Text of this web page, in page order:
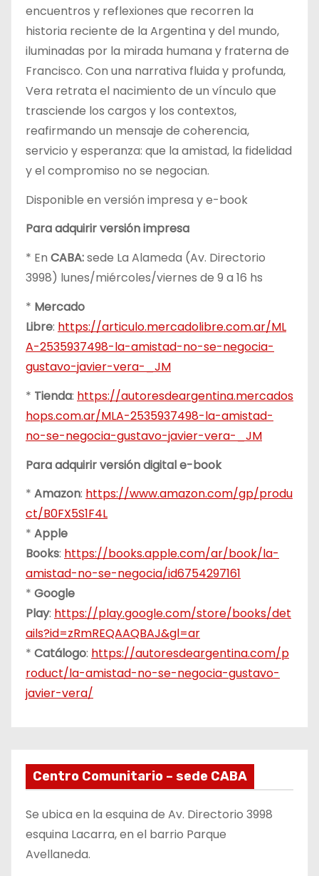
encuentros y reflexiones que recorren la
historia reciente de la Argentina y del mundo,
iluminadas por la mirada humana y fraterna de
Francisco. Con una narrativa fluida y profunda,
Vera retrata el nacimiento de un vínculo que
trasciende los cargos y los contextos,
reafirmando un mensaje de coherencia,
servicio y esperanza: que la amistad, la fidelidad
y el compromiso no se negocian.
Disponible en versión impresa y e-book
Para adquirir versión impresa
* En CABA:sede La Alameda (Av. Directorio
3998) lunes/miércoles/viernes de 9 a 16 hs
* Mercado
Libre: https://articulo.mercadolibre.com.ar/ML
A-2535937498-la-amistad-no-se-negocia-
gustavo-javier-vera-_JM
* Tienda: https://autoresdeargentina.mercados
hops.com.ar/MLA-2535937498-la-amistad-
no-se-negocia-gustavo-javier-vera-_JM
Para adquirir versión digital e-book
* Amazon: https://www.amazon.com/gp/produ
ct/B0FX5S1F4L
* Apple
Books: https://books.apple.com/ar/book/la-
amistad-no-se-negocia/id6754297161
* Google
Play: https://play.google.com/store/books/det
ails?id=zRmREQAAQBAJ&gl=ar
* Catálogo: https://autoresdeargentina.com/p
roduct/la-amistad-no-se-negocia-gustavo-
javier-vera/
Centro Comunitario – sede CABA
Se ubica en la esquina de Av. Directorio 3998
esquina Lacarra, en el barrio Parque
Avellaneda.